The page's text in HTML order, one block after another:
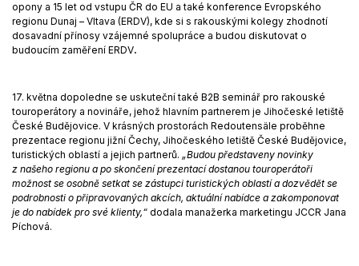
opony a 15 let od vstupu ČR do EU a také konference Evropského
regionu Dunaj – Vltava (ERDV), kde si s rakouskými kolegy zhodnotí
dosavadní přínosy vzájemné spolupráce a budou diskutovat o
budoucím zaměření ERDV.
17. května dopoledne se uskuteční také B2B seminář pro rakouské
touroperátory a novináře, jehož hlavním partnerem je Jihočeské letiště
České Budějovice. V krásných prostorách Redoutensäle proběhne
prezentace regionu jižní Čechy, Jihočeského letiště České Budějovice,
turistických oblastí a jejich partnerů. „Budou představeny novinky
z našeho regionu a po skončení prezentací dostanou touroperátoři
možnost se osobně setkat se zástupci turistických oblastí a dozvědět se
podrobnosti o připravovaných akcích, aktuální nabídce a zakomponovat
je do nabídek pro své klienty,“ dodala manažerka marketingu JCCR Jana
Píchová.